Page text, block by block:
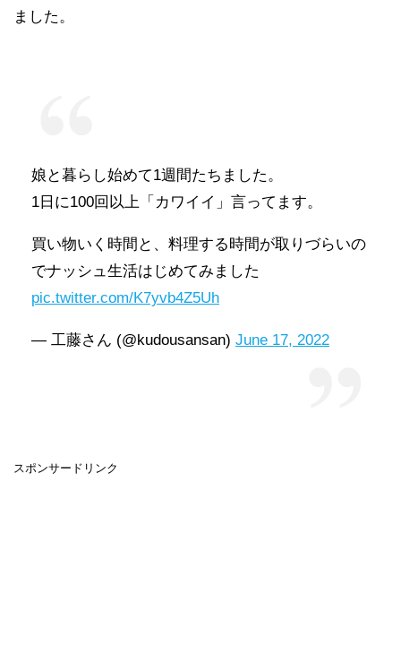
ました。
娘と暮らし始めて1週間たちました。
1日に100回以上「カワイイ」言ってます。
買い物いく時間と、料理する時間が取りづらいの
でナッシュ生活はじめてみました
pic.twitter.com/K7yvb4Z5Uh
— 工藤さん (@kudousansan) June 17, 2022
スポンサードリンク